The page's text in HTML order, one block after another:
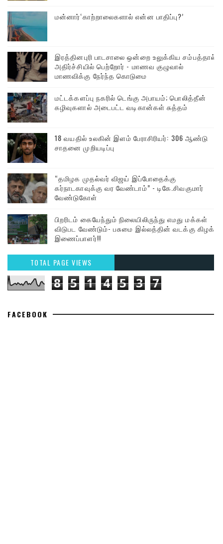
மன்னார்‘காற்றாலைகளால் என்ன பாதிப்பு?’
இரத்தினபுரி பாடசாலை ஒன்றை உலுக்கிய சம்பத்தால்
அதிர்ச்சியில் பெற்றோர் - மாணவ குழுவால்
மாணவிக்கு நேர்ந்த கொடுமை
மட்டக்களப்பு நகரில் டெங்கு அபாயம்; பொலித்தீன்
கழிவுகளால் அடைபட்ட வடிகான்கள் சுத்தம்
18 வயதில் உலகின் இளம் பேராசிரியர்: 306 ஆண்டு
சாதனை முறியடிப்பு
“தமிழக முதல்வர் விஜய் இப்போதைக்கு
கர்நாடகாவுக்கு வர வேண்டாம்” - டிகே.சிவகுமார்
வேண்டுகோள்
பிறரிடம் கையேந்தும் நிலையிலிருந்து எமது மக்கள்
விடுபட வேண்டும்- பசுமை இல்லத்தின் வடக்கு கிழக்கு
இணைப்பாளர்!!
TOTAL PAGE VIEWS
8 5 1 4 5 3 7
FACEBOOK